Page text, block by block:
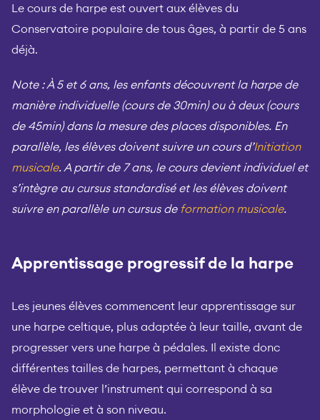
Le cours de harpe est ouvert aux élèves du
Conservatoire populaire de tous âges, à partir de 5 ans
déjà.
Note : À 5 et 6 ans, les enfants découvrent la harpe de
manière individuelle (cours de 30min) ou à deux (cours
de 45min) dans la mesure des places disponibles. En
parallèle, les élèves doivent suivre un cours d’Initiation
musicale. A partir de 7 ans, le cours devient individuel et
s’intègre au cursus standardisé et les élèves doivent
suivre en parallèle un cursus de formation musicale.
Apprentissage progressif de la harpe
Les jeunes élèves commencent leur apprentissage sur
une harpe celtique, plus adaptée à leur taille, avant de
progresser vers une harpe à pédales. Il existe donc
différentes tailles de harpes, permettant à chaque
élève de trouver l’instrument qui correspond à sa
morphologie et à son niveau.